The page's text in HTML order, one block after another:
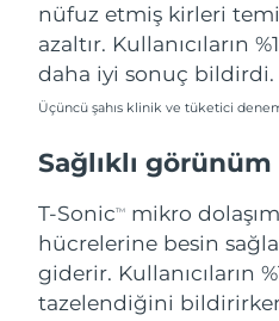
nüfuz etmiş kirleri
azaltır. Kullanıcıların
daha iyi sonuç bildirdi.
Üçüncü şahıs klinik ve tüketici
Sağlıklı görünüm
T-SonicTM
mikro
hücrelerine besin
giderir. Kullanıcıların
tazelendiğini
Katar
Reunion
Romanya
Rusya
Suudi Arabistan
Singapur